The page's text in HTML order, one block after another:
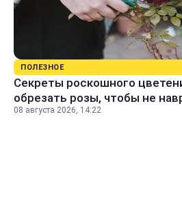
ПОЛЕЗНОЕ
Секреты роскошного
обрезать розы, чтобы не
08 августа 2026, 14:22